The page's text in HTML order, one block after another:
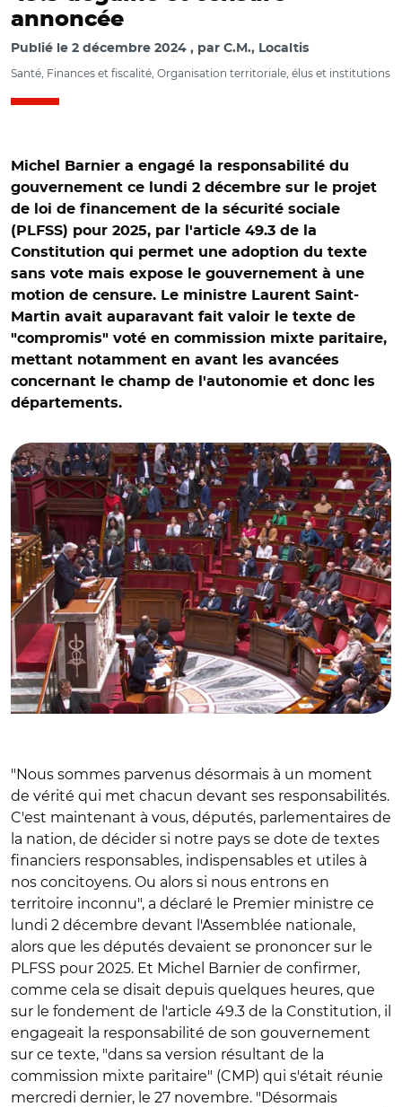
annoncée
Publié le 2 décembre 2024 par C.M., Localtis
Santé, Finances et fiscalité, Organisation territoriale, élus et institutions
Michel Barnier a engagé la responsabilité du
gouvernement ce lundi 2 décembre sur le projet
de loi de financement de la sécurité sociale
(PLFSS) pour 2025, par l'article 49.3 de la
Constitution qui permet une adoption du texte
sans vote mais expose le gouvernement à une
motion de censure. Le ministre Laurent Saint-
Martin avait auparavant fait valoir le texte de
"compromis" voté en commission mixte paritaire,
mettant notamment en avant les avancées
concernant le champ de l'autonomie et donc les
départements.
"Nous sommes parvenus désormais à un moment
de vérité qui met chacun devant ses responsabilités.
C'est maintenant à vous, députés, parlementaires de
la nation, de décider si notre pays se dote de textes
financiers responsables, indispensables et utiles à
nos concitoyens. Ou alors si nous entrons en
territoire inconnu", a déclaré le Premier ministre ce
lundi 2 décembre devant l'Assemblée nationale,
alors que les députés devaient se prononcer sur le
PLFSS pour 2025. Et Michel Barnier de confirmer,
comme cela se disait depuis quelques heures, que
sur le fondement de l'article 49.3 de la Constitution, il
engageait la responsabilité de son gouvernement
sur ce texte, "dans sa version résultant de la
commission mixte paritaire" (CMP) qui s'était réunie
mercredi dernier, le 27 novembre. "Désormais